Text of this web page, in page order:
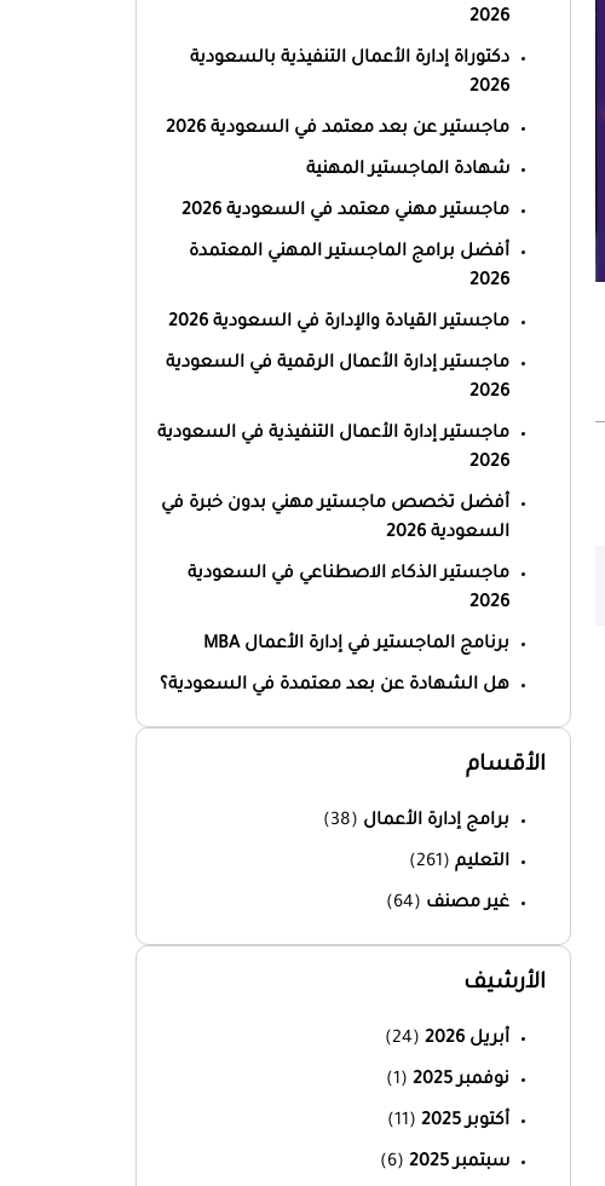
2026
دكتوراة إدارة الأعمال التنفيذية بالسعودية
2026
ماجستير عن بعد معتمد في السعودية 2026
شهادة الماجستير المهنية
ماجستير مهني معتمد في السعودية 2026
أفضل برامج الماجستير المهني المعتمدة
2026
ماجستير القيادة والإدارة في السعودية 2026
ماجستير إدارة الأعمال الرقمية في السعودية
2026
ماجستير إدارة الأعمال التنفيذية في السعودية
2026
أفضل تخصص ماجستير مهني بدون خبرة في
السعودية 2026
ماجستير الذكاء الاصطناعي في السعودية
2026
برنامج الماجستير في إدارة الأعمال MBA
هل الشهادة عن بعد معتمدة في السعودية؟
الأقسام
برامج إدارة الأعمال (38)
التعليم (261)
غير مصنف (64)
الأرشيف
أبريل 2026 (24)
نوفمبر 2025 (1)
أكتوبر 2025 (11)
سبتمبر 2025 (6)